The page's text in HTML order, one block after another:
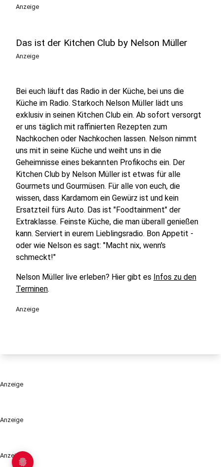
Anzeige
Anzeige
Anzeige
Das ist der Kitchen Club by Nelson Müller
Anzeige
Bei euch läuft das Radio in der Küche, bei uns die
Küche im Radio. Starkoch Nelson Müller lädt uns
exklusiv in seinen Kitchen Club ein. Ab sofort versorgt
er uns täglich mit raffinierten Rezepten zum
Nachkochen oder Nachkochen lassen. Nelson nimmt
uns mit in seine Küche und weiht uns in die
Geheimnisse eines bekannten Profikochs ein. Der
Kitchen Club by Nelson Müller ist etwas für alle
Gourmets und Gourmüsen. Für alle von euch, die
wissen, dass Kardamom ein Gewürz ist und kein
Ersatzteil fürs Auto. Das ist "Foodtainment" der
Extraklasse. Feinste Küche, die man überall genießen
kann. Serviert in eurem Lieblingsradio. Bon Appetit -
oder wie Nelson es sagt: "Macht nix, wenn's
schmeckt!"
Nelson Müller live erleben? Hier gibt es Infos zu den
Terminen.
Anzeige
Anzeige